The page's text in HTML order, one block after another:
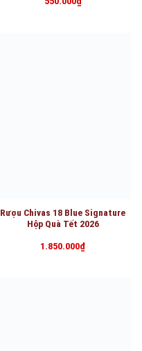
Rượu Chivas 18 Blue Signature
Hộp Quà Tết 2026
1.850.000₫